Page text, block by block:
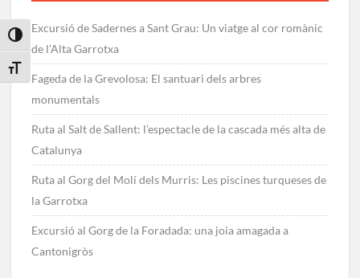
Toggle High Contrast
Toggle Font size
Excursió de Sadernes a Sant Grau: Un viatge al cor romànic
de l’Alta Garrotxa
Fageda de la Grevolosa: El santuari dels arbres
monumentals
Ruta al Salt de Sallent: l’espectacle de la cascada més alta de
Catalunya
Ruta al Gorg del Molí dels Murris: Les piscines turqueses de
la Garrotxa
Excursió al Gorg de la Foradada: una joia amagada a
Cantonigròs